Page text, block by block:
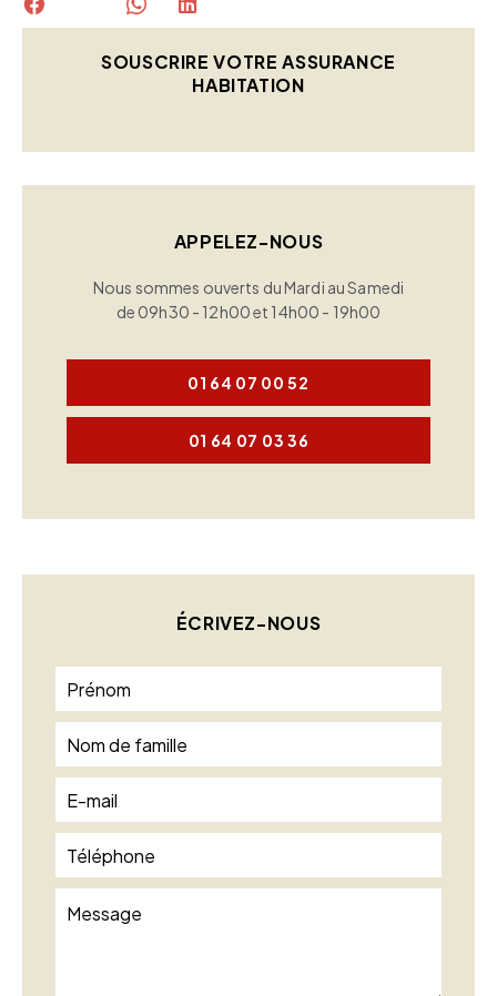
SOUSCRIRE VOTRE ASSURANCE
HABITATION
APPELEZ-NOUS
Nous sommes ouverts du Mardi au Samedi
de 09h30 - 12h00 et 14h00 - 19h00
01 64 07 00 52
01 64 07 03 36
ÉCRIVEZ-NOUS